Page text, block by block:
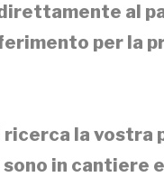
al
per la
la vostra
in cantiere